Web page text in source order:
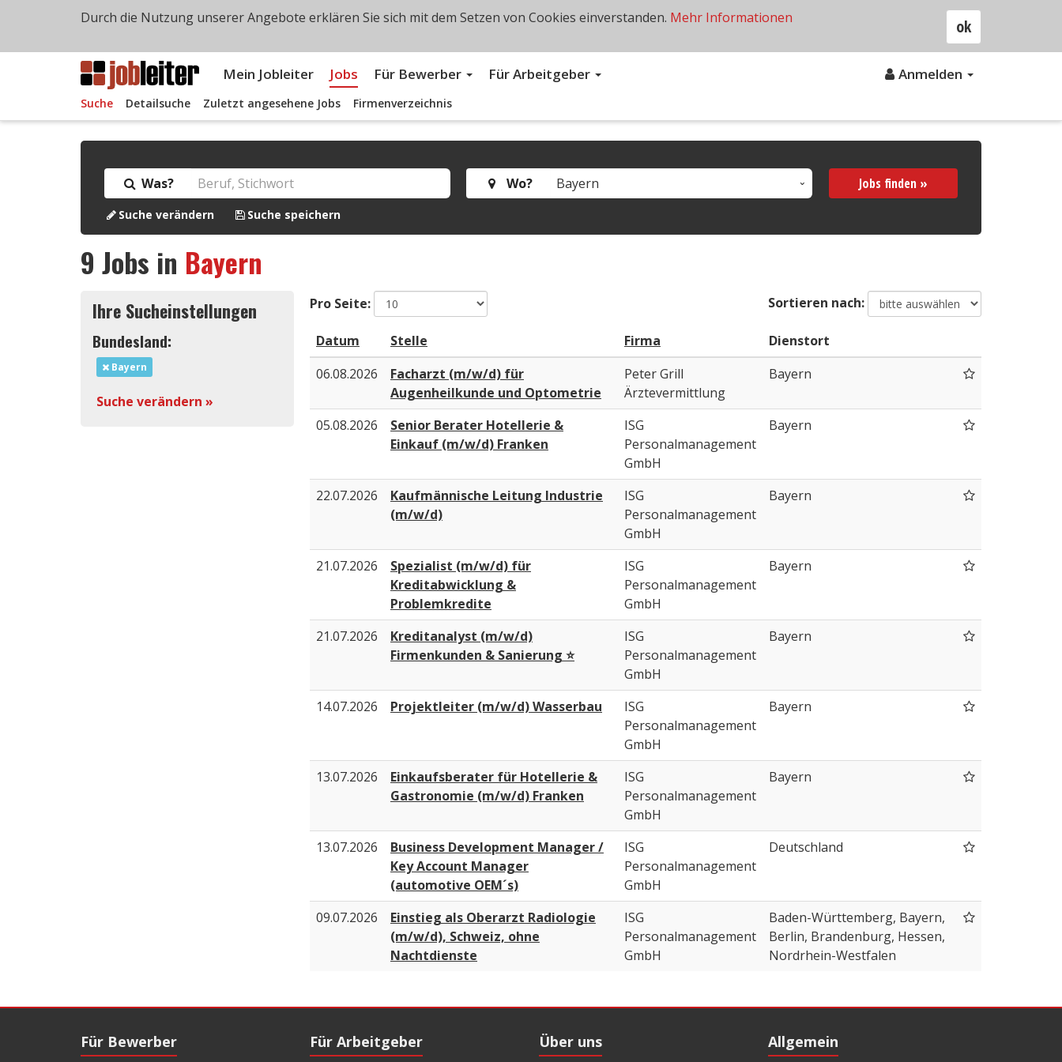
Mein Jobleiter Jobs Für Bewerber Für Arbeitgeber Anmelden
Suche Detailsuche Zuletzt angesehene Jobs Firmenverzeichnis
Was? Wo? Jobs finden »
Suche verändern Suche speichern
9 Jobs in Bayern
Ihre Sucheinstellungen
Bundesland:
Bayern
Suche verändern »
Pro Seite: Sortieren nach:
Datum Stelle Firma
Dienstort
06.08.2026
Facharzt (m/w/d) für
Augenheilkunde und Optometrie
Peter Grill
Ärztevermittlung
Bayern
05.08.2026
Senior Berater Hotellerie &
Einkauf (m/w/d) Franken
ISG
Personalmanagement
GmbH
Bayern
22.07.2026
Kaufmännische Leitung Industrie
(m/w/d)
ISG
Personalmanagement
GmbH
Bayern
21.07.2026
Spezialist (m/w/d) für
Kreditabwicklung &
Problemkredite
ISG
Personalmanagement
GmbH
Bayern
21.07.2026
Kreditanalyst (m/w/d)
Firmenkunden & Sanierung ⭐
ISG
Personalmanagement
GmbH
Bayern
14.07.2026 Projektleiter (m/w/d) Wasserbau
ISG
Personalmanagement
GmbH
Bayern
13.07.2026
Einkaufsberater für Hotellerie &
Gastronomie (m/w/d) Franken
ISG
Personalmanagement
GmbH
Bayern
13.07.2026
Business Development Manager /
Key Account Manager
(automotive OEM´s)
ISG
Personalmanagement
GmbH
Deutschland
09.07.2026
Einstieg als Oberarzt Radiologie
(m/w/d), Schweiz, ohne
Nachtdienste
ISG
Personalmanagement
GmbH
Baden-Württemberg, Bayern,
Berlin, Brandenburg, Hessen,
Nordrhein-Westfalen
Für Bewerber Für Arbeitgeber Über uns Allgemein
ok
Durch die Nutzung unserer Angebote erklären Sie sich mit dem Setzen von Cookies einverstanden. Mehr Informationen